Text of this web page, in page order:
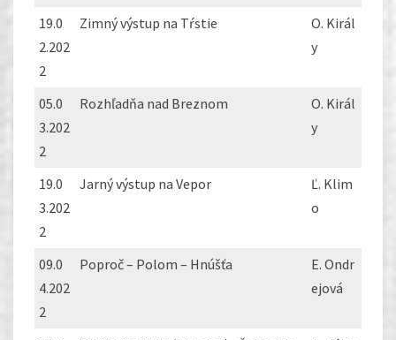
19.0
2.202
2
Zimný výstup na Tŕstie
O. Királ
y
05.0
3.202
2
Rozhľadňa nad Breznom
O. Királ
y
19.0
3.202
2
Jarný výstup na Vepor
Ľ. Klim
o
09.0
4.202
2
Poproč – Polom – Hnúšťa
E. Ondr
ejová